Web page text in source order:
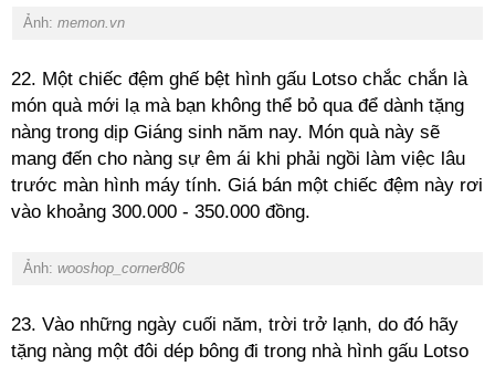
Ảnh: memon.vn
22. Một chiếc đệm ghế bệt hình gấu Lotso chắc chắn là
món quà mới lạ mà bạn không thể bỏ qua để dành tặng
nàng trong dịp Giáng sinh năm nay. Món quà này sẽ
mang đến cho nàng sự êm ái khi phải ngồi làm việc lâu
trước màn hình máy tính. Giá bán một chiếc đệm này rơi
vào khoảng 300.000 - 350.000 đồng.
Ảnh: wooshop_corner806
23. Vào những ngày cuối năm, trời trở lạnh, do đó hãy
tặng nàng một đôi dép bông đi trong nhà hình gấu Lotso